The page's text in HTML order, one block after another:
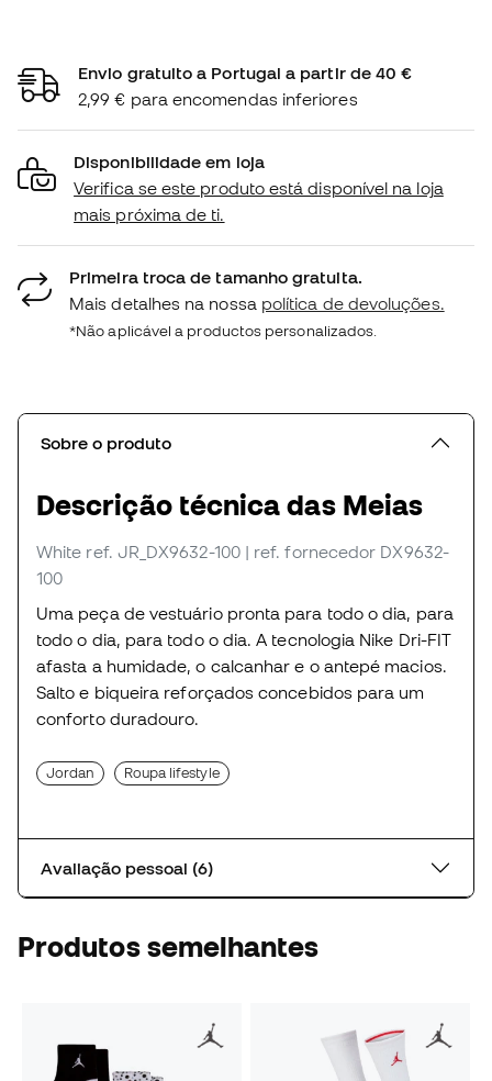
Envio gratuito a Portugal a partir de 40 €
2,99 € para encomendas inferiores
Disponibilidade em loja
Verifica se este produto está disponível na loja
mais próxima de ti.
Primeira troca de tamanho gratuita.
Mais detalhes na nossa política de devoluções.
*Não aplicável a productos personalizados.
Sobre o produto
Descrição técnica das Meias
White ref. JR_DX9632-100 | ref. fornecedor DX9632-
100
Uma peça de vestuário pronta para todo o dia, para
todo o dia, para todo o dia. A tecnologia Nike Dri-FIT
afasta a humidade, o calcanhar e o antepé macios.
Salto e biqueira reforçados concebidos para um
conforto duradouro.
Jordan Roupa lifestyle
Avaliação pessoal (6)
Produtos semelhantes